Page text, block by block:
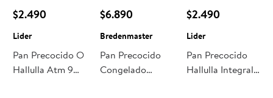
$2.490
Lider
Pan Precocido O
Hallulla Atm 9
$6.890
Bredenmaster
Pan Precocido
Congelado
$2.490
Lider
Pan Precocido
Hallulla Integral